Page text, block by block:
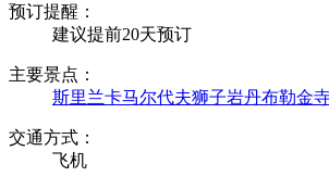
预订提醒：
建议提前20天预订
主要景点：
斯里兰卡马尔代夫狮子岩丹布勒金
交通方式：
飞机